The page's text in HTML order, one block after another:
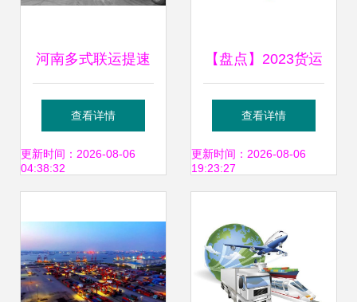
河南多式联运提速
急行 打造现代物流
新引擎
查看详情
更新时间：2026-08-06
04:38:32
【盘点】2023货运
生态专题之一 顺丰
控股 多式联运服务
查看详情
更新时间：2026-08-06
19:23:27